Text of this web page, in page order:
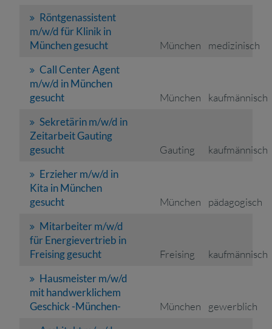
Röntgenassistent
m/w/d für Klinik in
München gesucht
München
medizinisch
Call Center Agent
m/w/d in München
gesucht
München
kaufmännisch
Sekretärin m/w/d in
Zeitarbeit Gauting
gesucht
Gauting
kaufmännisch
Erzieher m/w/d in
Kita in München
gesucht
München
pädagogisch
Mitarbeiter m/w/d
für Energievertrieb in
Freising gesucht
Freising
kaufmännisch
Hausmeister m/w/d
mit handwerklichem
Geschick -München-
München
gewerblich